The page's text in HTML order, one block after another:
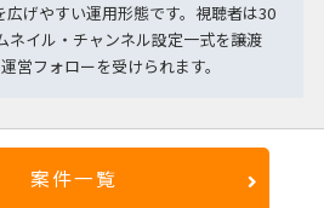
げやすい運用形態です。視聴者は30
ネイル・チャンネル設定一式を譲渡
営フォローを受けられます。
案件一覧